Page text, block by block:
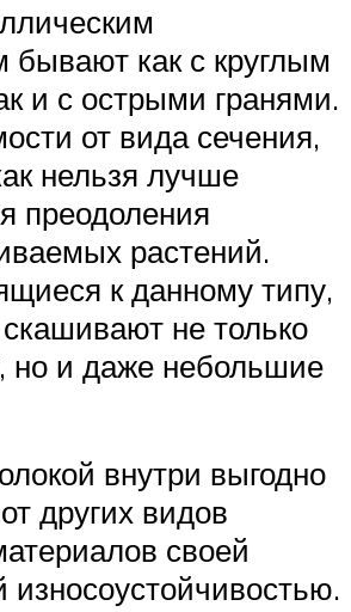
бывают как с круглым
и с острыми гранями.
от вида сечения,
нельзя лучше
преодоления
растений.
к данному типу,
не только
но и даже небольшие
внутри выгодно
других видов
своей
износоустойчивостью.